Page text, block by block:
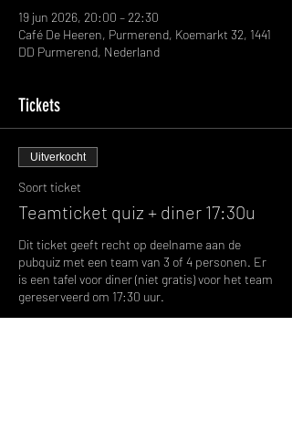
19 jun 2026, 20:00 – 22:30
Café De Heeren, Purmerend, Koemarkt 32, 1441
DD Purmerend, Nederland
Tickets
Uitverkocht
Soort ticket
Teamticket quiz + diner 17:30u
Dit ticket geeft recht op deelname aan de
pubquiz met een team van 3 of 4 personen. Er
is een tafel voor diner (niet gratis) voor het team
gereserveerd om 17:30 uur.